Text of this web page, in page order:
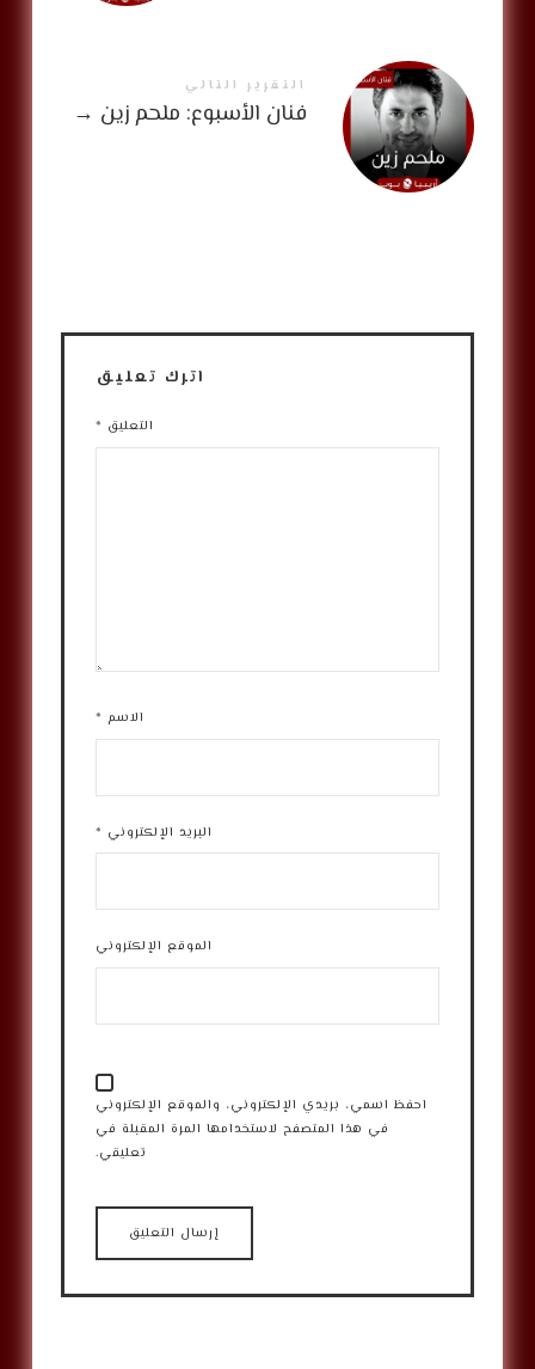
التقرير التالي
فنان الأسبوع: ملحم زين →
اترك تعليق
التعليق *
الاسم *
البريد الإلكتروني *
الموقع الإلكتروني
احفظ اسمي، بريدي الإلكتروني، والموقع الإلكتروني
في هذا المتصفح لاستخدامها المرة المقبلة في
تعليقي.